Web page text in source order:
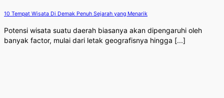
10 Tempat Wisata Di Demak Penuh Sejarah yang Menarik
Potensi wisata suatu daerah biasanya akan dipengaruhi oleh
banyak factor, mulai dari letak geografisnya hingga [...]